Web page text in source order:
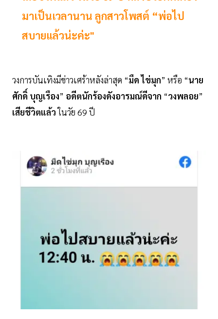
มาเป็นเวลานาน ลูกสาวโพสต์ “พ่อไป
สบายแล้วน่ะค่ะ"
วงการบันเทิงมีข่าวเศร้าหลังล่าสุด “มืด ไข่มุก” หรือ “นาย
ศักดิ์ บุญเรือง” อดีตนักร้องดังอารมณ์ดีจาก “วงพลอย”
เสียชีวิตแล้วในวัย 69 ปี